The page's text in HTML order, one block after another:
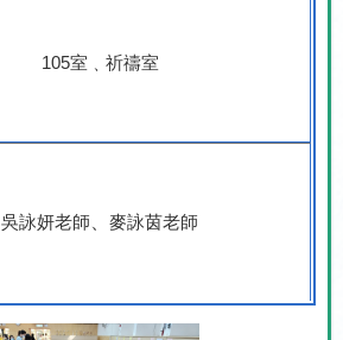
105室﹑祈禱室
吳詠妍老師 麥詠茵老師